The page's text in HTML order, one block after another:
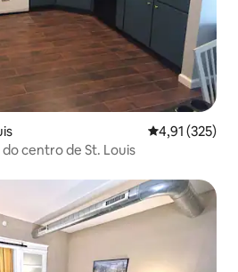
Classificação
4,91 (325)
centro de St. Louis